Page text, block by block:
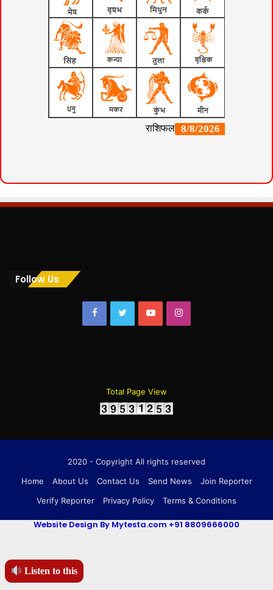
Listen to this
Follow Us
FacebookTwitterYouTubeInstagram
Total Page View
2020 - Copyright All rights reserved
Home
About Us Contact Us Send News
Join Reporter
Verify Reporter
Privacy Policy Terms & Conditions
Website Design By Mytesta.com +91 8809666000